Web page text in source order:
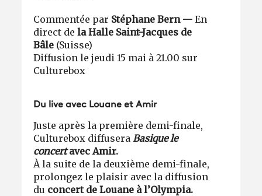
Commentée par Stéphane Bern —En
direct dela Halle Saint-Jacques de
Bâle (Suisse)
Diffusion le jeudi 15 mai à 21.00 sur
Culturebox
Du live avec Louane et Amir
Juste après la première demi-finale,
Culturebox diffusera Basique le
concertavec Amir.
À la suite de la deuxième demi-finale,
prolongez le plaisir avec la diffusion
du concert de Louane à l’Olympia.